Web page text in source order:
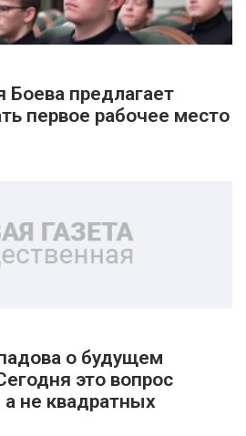
Боева предлагает
первое рабочее место
о будущем
это вопрос
не квадратных